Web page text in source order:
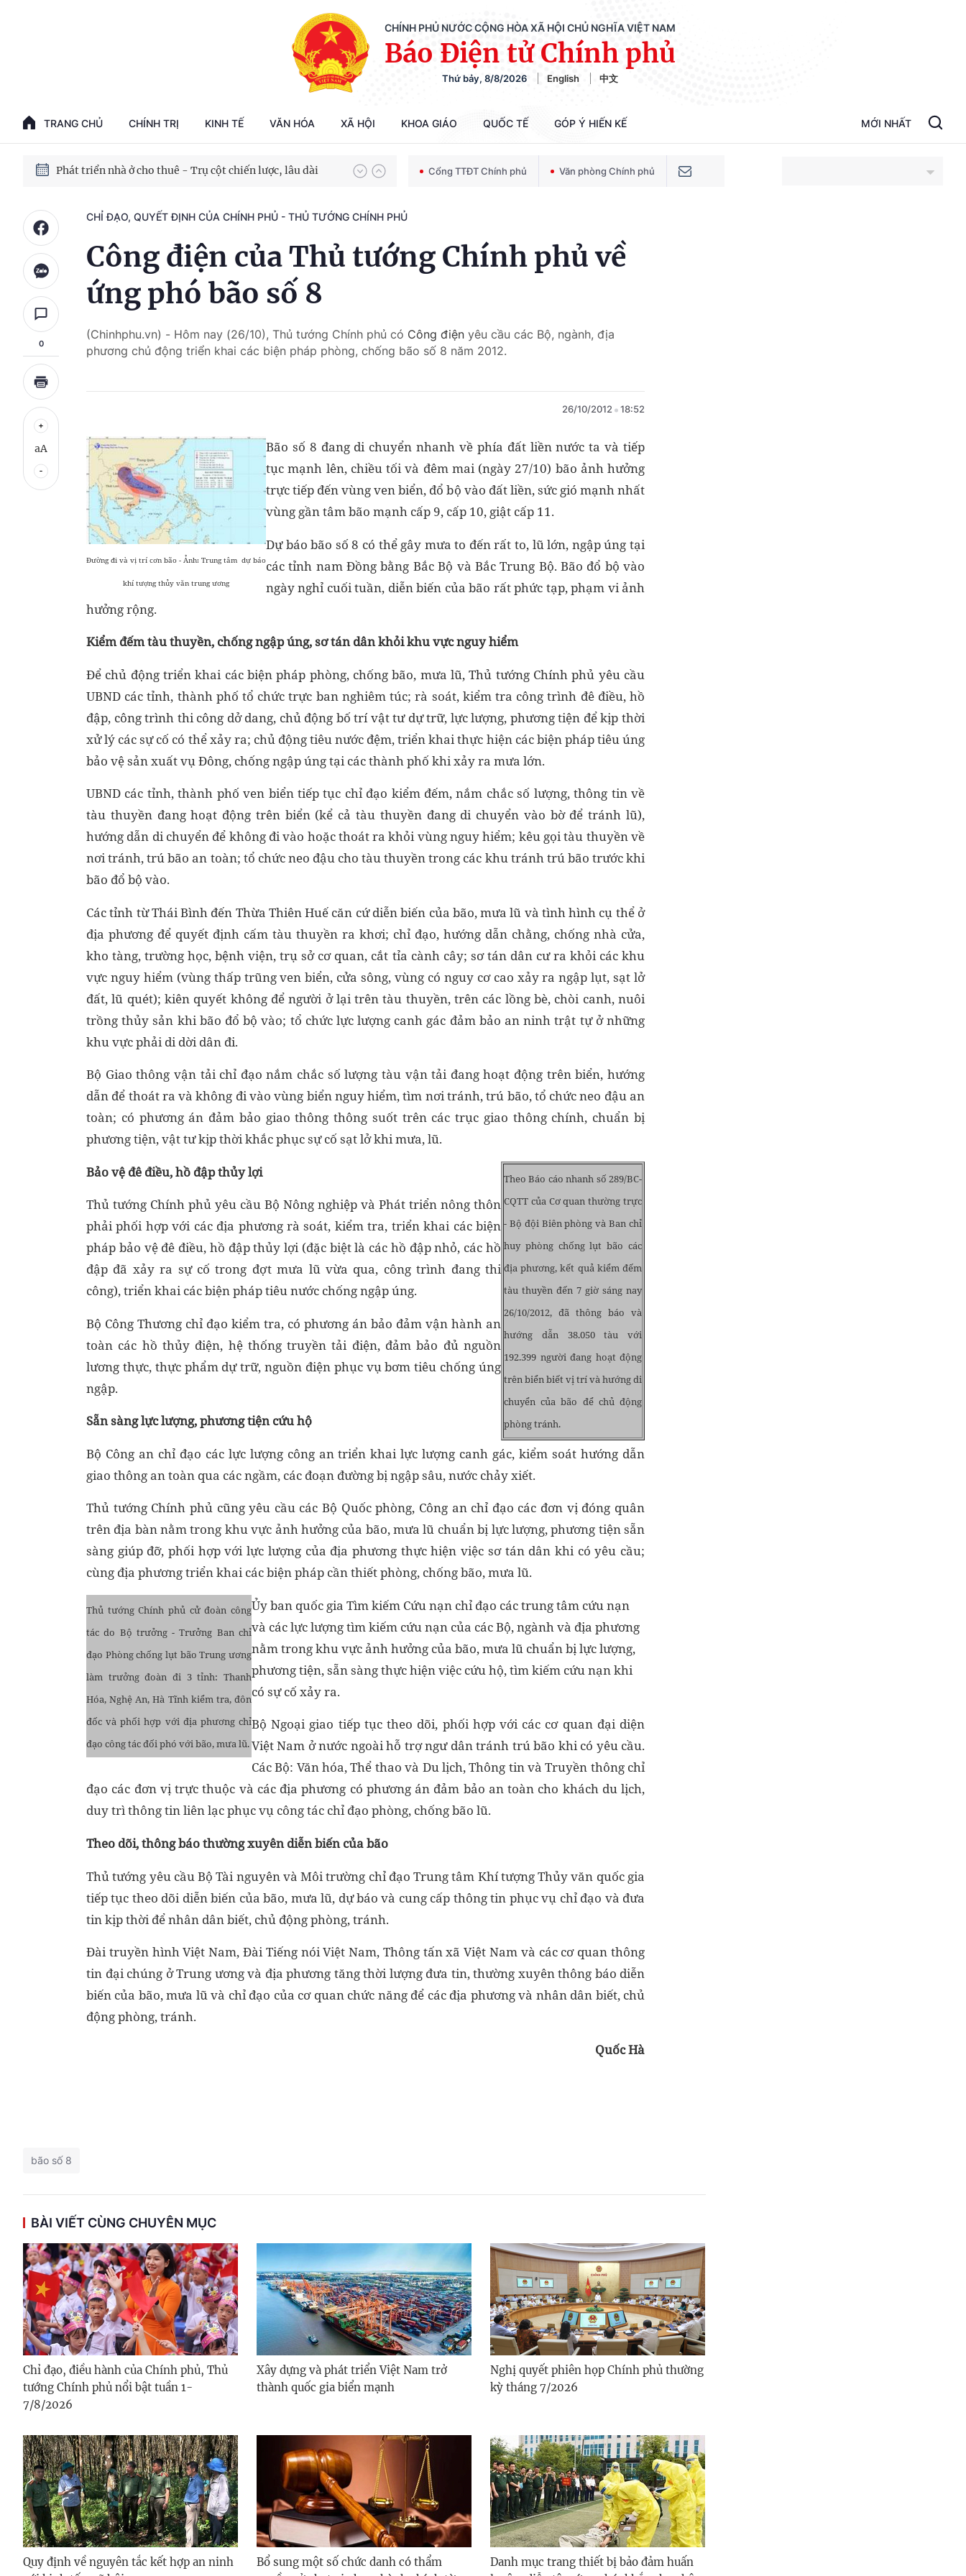
CHÍNH PHỦ NƯỚC CỘNG HÒA XÃ HỘI CHỦ NGHĨA VIỆT NAM
Báo Điện tử Chính phủ
Thứ bảy, 8/8/2026 English 中文
TRANG CHỦ CHÍNH TRỊ KINH TẾ VĂN HÓA XÃ HỘI KHOA GIÁO QUỐC TẾ GÓP Ý HIẾN KẾ MỚI NHẤT
Phát triển kinh tế nhà nước trong kỷ nguyên mới
Chiến dịch 500 ngày đêm tìm kiếm, quy tập và xác định danh tính hài cốt liệt sĩ
Bảo vệ nền tảng tư tưởng của Đảng trong kỷ nguyên phát triển mới
Phát triển nhà ở cho thuê - Trụ cột chiến lược, lâu dài Cổng TTĐT Chính phủ Văn phòng Chính phủ
0
aA
CHỈ ĐẠO, QUYẾT ĐỊNH CỦA CHÍNH PHỦ - THỦ TƯỚNG CHÍNH PHỦ
Công điện của Thủ tướng Chính phủ về
ứng phó bão số 8
(Chinhphu.vn) - Hôm nay (26/10), Thủ tướng Chính phủ có Công điện yêu cầu các Bộ, ngành, địa
phương chủ động triển khai các biện pháp phòng, chống bão số 8 năm 2012.
26/10/2012 18:52
Đường đi và vị trí cơn bão - Ảnh: Trung tâm dự báo
khí tượng thủy văn trung ương
Bão số 8 đang di chuyển nhanh về phía đất liền nước ta và tiếp
tục mạnh lên, chiều tối và đêm mai (ngày 27/10) bão ảnh hưởng
trực tiếp đến vùng ven biển, đổ bộ vào đất liền, sức gió mạnh nhất
vùng gần tâm bão mạnh cấp 9, cấp 10, giật cấp 11.
Dự báo bão số 8 có thể gây mưa to đến rất to, lũ lớn, ngập úng tại
các tỉnh nam Đồng bằng Bắc Bộ và Bắc Trung Bộ. Bão đổ bộ vào
ngày nghỉ cuối tuần, diễn biến của bão rất phức tạp, phạm vi ảnh
hưởng rộng.
Kiểm đếm tàu thuyền, chống ngập úng, sơ tán dân khỏi khu vực nguy hiểm
Để chủ động triển khai các biện pháp phòng, chống bão, mưa lũ, Thủ tướng Chính phủ yêu cầu
UBND các tỉnh, thành phố tổ chức trực ban nghiêm túc; rà soát, kiểm tra công trình đê điều, hồ
đập, công trình thi công dở dang, chủ động bố trí vật tư dự trữ, lực lượng, phương tiện để kịp thời
xử lý các sự cố có thể xảy ra; chủ động tiêu nước đệm, triển khai thực hiện các biện pháp tiêu úng
bảo vệ sản xuất vụ Đông, chống ngập úng tại các thành phố khi xảy ra mưa lớn.
UBND các tỉnh, thành phố ven biển tiếp tục chỉ đạo kiểm đếm, nắm chắc số lượng, thông tin về
tàu thuyền đang hoạt động trên biển (kể cả tàu thuyền đang di chuyển vào bờ để tránh lũ),
hướng dẫn di chuyển để không đi vào hoặc thoát ra khỏi vùng nguy hiểm; kêu gọi tàu thuyền về
nơi tránh, trú bão an toàn; tổ chức neo đậu cho tàu thuyền trong các khu tránh trú bão trước khi
bão đổ bộ vào.
Các tỉnh từ Thái Bình đến Thừa Thiên Huế căn cứ diễn biến của bão, mưa lũ và tình hình cụ thể ở
địa phương để quyết định cấm tàu thuyền ra khơi; chỉ đạo, hướng dẫn chằng, chống nhà cửa,
kho tàng, trường học, bệnh viện, trụ sở cơ quan, cắt tỉa cành cây; sơ tán dân cư ra khỏi các khu
vực nguy hiểm (vùng thấp trũng ven biển, cửa sông, vùng có nguy cơ cao xảy ra ngập lụt, sạt lở
đất, lũ quét); kiên quyết không để người ở lại trên tàu thuyền, trên các lồng bè, chòi canh, nuôi
trồng thủy sản khi bão đổ bộ vào; tổ chức lực lượng canh gác đảm bảo an ninh trật tự ở những
khu vực phải di dời dân đi.
Bộ Giao thông vận tải chỉ đạo nắm chắc số lượng tàu vận tải đang hoạt động trên biển, hướng
dẫn để thoát ra và không đi vào vùng biển nguy hiểm, tìm nơi tránh, trú bão, tổ chức neo đậu an
toàn; có phương án đảm bảo giao thông thông suốt trên các trục giao thông chính, chuẩn bị
phương tiện, vật tư kịp thời khắc phục sự cố sạt lở khi mưa, lũ.
Theo Báo cáo nhanh số 289/BC-
CQTT của Cơ quan thường trực
- Bộ đội Biên phòng và Ban chỉ
huy phòng chống lụt bão các
địa phương, kết quả kiểm đếm
tàu thuyền đến 7 giờ sáng nay
26/10/2012, đã thông báo và
hướng dẫn 38.050 tàu với
192.399 người đang hoạt động
trên biển biết vị trí và hướng di
chuyển của bão để chủ động
phòng tránh.
Bảo vệ đê điều, hồ đập thủy lợi
Thủ tướng Chính phủ yêu cầu Bộ Nông nghiệp và Phát triển nông thôn
phải phối hợp với các địa phương rà soát, kiểm tra, triển khai các biện
pháp bảo vệ đê điều, hồ đập thủy lợi (đặc biệt là các hồ đập nhỏ, các hồ
đập đã xảy ra sự cố trong đợt mưa lũ vừa qua, công trình đang thi
công), triển khai các biện pháp tiêu nước chống ngập úng.
Bộ Công Thương chỉ đạo kiểm tra, có phương án bảo đảm vận hành an
toàn các hồ thủy điện, hệ thống truyền tải điện, đảm bảo đủ nguồn
lương thực, thực phẩm dự trữ, nguồn điện phục vụ bơm tiêu chống úng
ngập.
Sẵn sàng lực lượng, phương tiện cứu hộ
Bộ Công an chỉ đạo các lực lượng công an triển khai lực lượng canh gác, kiểm soát hướng dẫn
giao thông an toàn qua các ngầm, các đoạn đường bị ngập sâu, nước chảy xiết.
Thủ tướng Chính phủ cũng yêu cầu các Bộ Quốc phòng, Công an chỉ đạo các đơn vị đóng quân
trên địa bàn nằm trong khu vực ảnh hưởng của bão, mưa lũ chuẩn bị lực lượng, phương tiện sẵn
sàng giúp đỡ, phối hợp với lực lượng của địa phương thực hiện việc sơ tán dân khi có yêu cầu;
cùng địa phương triển khai các biện pháp cần thiết phòng, chống bão, mưa lũ.
Thủ tướng Chính phủ cử đoàn công
tác do Bộ trưởng - Trưởng Ban chỉ
đạo Phòng chống lụt bão Trung ương
làm trưởng đoàn đi 3 tỉnh: Thanh
Hóa, Nghệ An, Hà Tĩnh kiểm tra, đôn
đốc và phối hợp với địa phương chỉ
đạo công tác đối phó với bão, mưa lũ.
Ủy ban quốc gia Tìm kiếm Cứu nạn chỉ đạo các trung tâm cứu nạn
và các lực lượng tìm kiếm cứu nạn của các Bộ, ngành và địa phương
nằm trong khu vực ảnh hưởng của bão, mưa lũ chuẩn bị lực lượng,
phương tiện, sẵn sàng thực hiện việc cứu hộ, tìm kiếm cứu nạn khi
có sự cố xảy ra.
Bộ Ngoại giao tiếp tục theo dõi, phối hợp với các cơ quan đại diện
Việt Nam ở nước ngoài hỗ trợ ngư dân tránh trú bão khi có yêu cầu.
Các Bộ: Văn hóa, Thể thao và Du lịch, Thông tin và Truyền thông chỉ
đạo các đơn vị trực thuộc và các địa phương có phương án đảm bảo an toàn cho khách du lịch,
duy trì thông tin liên lạc phục vụ công tác chỉ đạo phòng, chống bão lũ.
Theo dõi, thông báo thường xuyên diễn biến của bão
Thủ tướng yêu cầu Bộ Tài nguyên và Môi trường chỉ đạo Trung tâm Khí tượng Thủy văn quốc gia
tiếp tục theo dõi diễn biến của bão, mưa lũ, dự báo và cung cấp thông tin phục vụ chỉ đạo và đưa
tin kịp thời để nhân dân biết, chủ động phòng, tránh.
Đài truyền hình Việt Nam, Đài Tiếng nói Việt Nam, Thông tấn xã Việt Nam và các cơ quan thông
tin đại chúng ở Trung ương và địa phương tăng thời lượng đưa tin, thường xuyên thông báo diễn
biến của bão, mưa lũ và chỉ đạo của cơ quan chức năng để các địa phương và nhân dân biết, chủ
động phòng, tránh.
Quốc Hà
bão số 8
BÀI VIẾT CÙNG CHUYÊN MỤC
Chỉ đạo, điều hành của Chính phủ, Thủ
tướng Chính phủ nổi bật tuần 1-
7/8/2026
Xây dựng và phát triển Việt Nam trở
thành quốc gia biển mạnh
Nghị quyết phiên họp Chính phủ thường
kỳ tháng 7/2026
Quy định về nguyên tắc kết hợp an ninh
Bổ sung một số chức danh có thẩm
Danh mục trang thiết bị bảo đảm huấn